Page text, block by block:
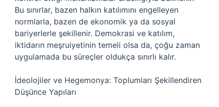
Bu sınırlar, bazen halkın katılımını engelleyen
normlarla, bazen de ekonomik ya da sosyal
bariyerlerle şekillenir. Demokrasi ve katılım,
iktidarın meşruiyetinin temeli olsa da, çoğu zaman
uygulamada bu süreçler oldukça sınırlı kalır.
İdeolojiler ve Hegemonya: Toplumları Şekillendiren
Düşünce Yapıları